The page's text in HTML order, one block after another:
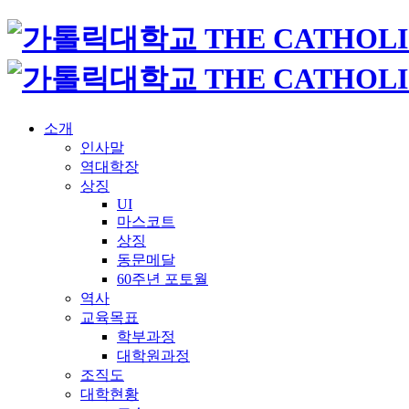
소개
인사말
역대학장
상징
UI
마스코트
상징
동문메달
60주년 포토월
역사
교육목표
학부과정
대학원과정
조직도
대학현황